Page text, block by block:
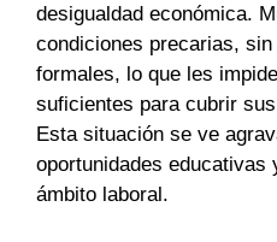
desigualdad económica.
condiciones precarias,
formales, lo que les
suficientes para cubrir
Esta situación se ve
oportunidades educativas
ámbito laboral.